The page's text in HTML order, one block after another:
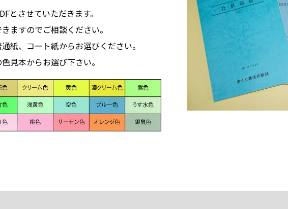
とさせていただきます。
ますのでご相談ください。
紙、コート紙からお選びください。
見本からお選び下さい。